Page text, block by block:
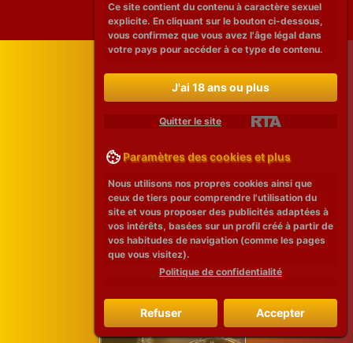
Ce site contient du contenu à caractère sexuel
explicite. En cliquant sur le bouton ci-dessous,
vous confirmez que vous avez l'âge légal dans
votre pays pour accéder à ce type de contenu.
J'ai 18 ans ou plus
Quitter le site
Paramètres des cookies et plus
Nous utilisons nos propres cookies ainsi que
ceux de tiers pour comprendre l'utilisation du
site et vous proposer des publicités adaptées à
vos intérêts, basées sur un profil créé à partir de
vos habitudes de navigation (comme les pages
que vous visitez).
Politique de confidentialité
Refuser Accepter